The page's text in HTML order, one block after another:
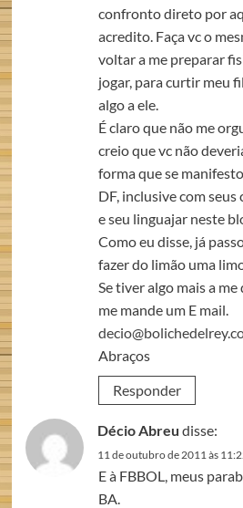
confronto direto por
acredito. Faça vc o
voltar a me preparar
jogar, para curtir meu
algo a ele.
É claro que não me
creio que vc não
forma que se
DF, inclusive com
e seu linguajar neste
Como eu disse, já
fazer do limão uma
Se tiver algo mais a
me mande um E mail.
Abraços
Responder
Décio Abreu disse:
11 de outubro de 2011 às
E à FBBOL, meus
BA.